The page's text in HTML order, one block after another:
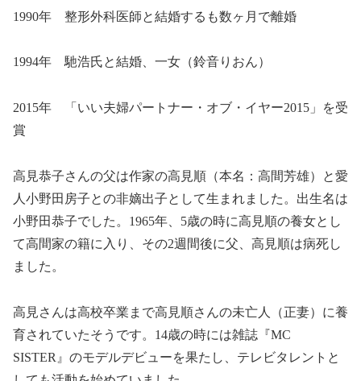
1990年 整形外科医師と結婚するも数ヶ月で離婚
1994年 馳浩氏と結婚、一女（鈴音りおん）
2015年 「いい夫婦パートナー・オブ・イヤー2015」を受
賞
高見恭子さんの父は作家の高見順（本名：高間芳雄）と愛
人小野田房子との非嫡出子として生まれました。出生名は
小野田恭子でした。1965年、5歳の時に高見順の養女とし
て高間家の籍に入り、その2週間後に父、高見順は病死し
ました。
高見さんは高校卒業まで高見順さんの未亡人（正妻）に養
育されていたそうです。14歳の時には雑誌『MC
SISTER』のモデルデビューを果たし、テレビタレントと